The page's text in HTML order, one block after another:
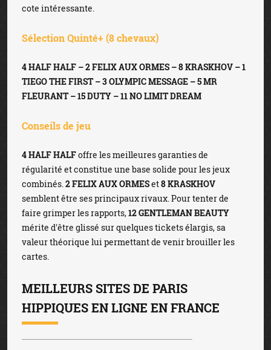
cote intéressante.
Sélection Quinté+ (8 chevaux)
4 HALF HALF – 2 FELIX AUX ORMES – 8 KRASKHOV – 1
TIEGO THE FIRST – 3 OLYMPIC MESSAGE – 5 MR
FLEURANT – 15 DUTY – 11 NO LIMIT DREAM
Conseils de jeu
4 HALF HALFoffre les meilleures garanties de
régularité et constitue une base solide pour les jeux
combinés.2 FELIX AUX ORMESet8 KRASKHOV
semblent être ses principaux rivaux. Pour tenter de
faire grimper les rapports,12 GENTLEMAN BEAUTY
mérite d'être glissé sur quelques tickets élargis, sa
valeur théorique lui permettant de venir brouiller les
cartes.
MEILLEURS SITES DE PARIS
HIPPIQUES EN LIGNE EN FRANCE